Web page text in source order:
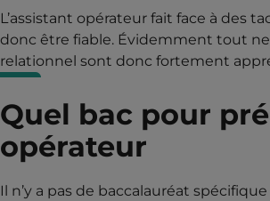
L’assistant opérateur fait face à des
donc être fiable. Évidemment tout
relationnel sont donc fortement
Quel bac pour
opérateur
Il n’y a pas de baccalauréat